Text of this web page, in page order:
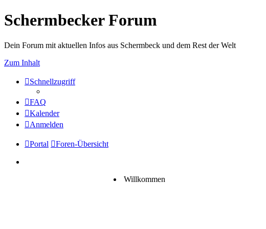
Schermbecker Forum
Dein Forum mit aktuellen Infos aus Schermbeck und dem Rest der Welt
Zum Inhalt
Schnellzugriff
FAQ
Kalender
Anmelden
Portal Foren-Übersicht
Willkommen